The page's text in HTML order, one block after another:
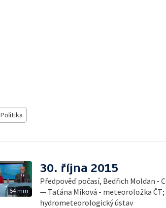
Politika
54 min
30. října 2015
Předpověď počasí, Bedřich Moldan
— Taťána Míková - meteoroložka
hydrometeorologický ústav